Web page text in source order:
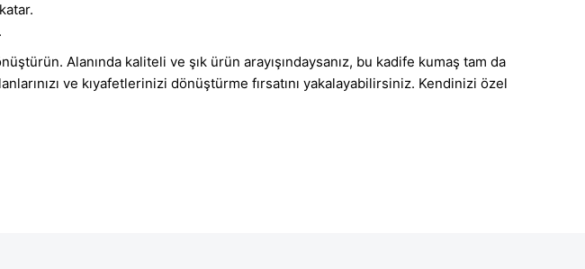
Alanında kaliteli ve şık ürün arayışındaysanız, bu kadife kumaş tam da
ve kıyafetlerinizi dönüştürme fırsatını yakalayabilirsiniz. Kendinizi özel